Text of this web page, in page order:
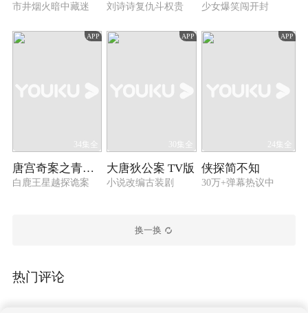
市井烟火暗中藏迷 刘诗诗复仇斗权贵 少女爆笑闯开封
APP
34集全
唐宫奇案之青雾风鸣
白鹿王星越探诡案
APP
30集全
大唐狄公案 TV版
小说改编古装剧
APP
24集全
侠探简不知
30万+弹幕热议中
换一换
热门评论